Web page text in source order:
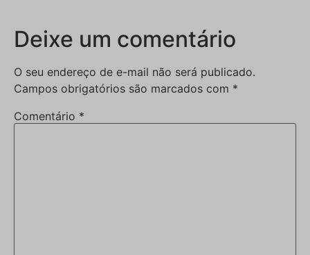
Deixe um comentário
O seu endereço de e-mail não será publicado.
Campos obrigatórios são marcados com *
Comentário *